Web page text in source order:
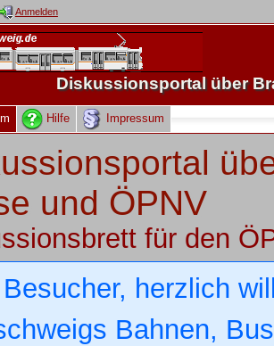
Anmelden
Diskussionsportal über
Hilfe Impressum
und ÖPNV
für den
herzlich
Bahnen,